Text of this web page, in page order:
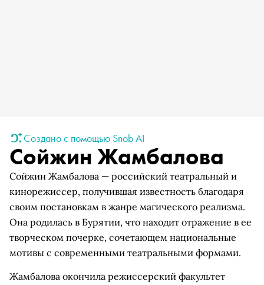
Создано с помощью Snob AI
Сойжин Жамбалова
Сойжин Жамбалова — российский театральный и
кинорежиссер, получившая известность благодаря
своим постановкам в жанре магического реализма.
Она родилась в Бурятии, что находит отражение в ее
творческом почерке, сочетающем национальные
мотивы с современными театральными формами.
Жамбалова окончила режиссерский факультет